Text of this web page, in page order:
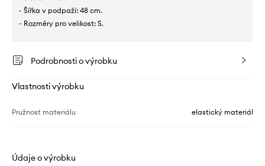
- Šířka v podpaží: 48 cm.
- Rozměry pro velikost: S.
Podrobnosti o výrobku
Vlastnosti výrobku
Pružnost materiálu elastický materiál
Údaje o výrobku